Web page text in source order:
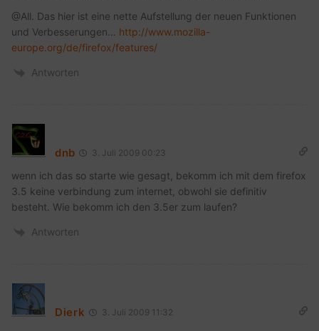
@All. Das hier ist eine nette Aufstellung der neuen Funktionen
und Verbesserungen… http://www.mozilla-
europe.org/de/firefox/features/
Antworten
dnb 3. Juli 2009 00:23
wenn ich das so starte wie gesagt, bekomm ich mit dem firefox
3.5 keine verbindung zum internet, obwohl sie definitiv
besteht. Wie bekomm ich den 3.5er zum laufen?
Antworten
Dierk 3. Juli 2009 11:32